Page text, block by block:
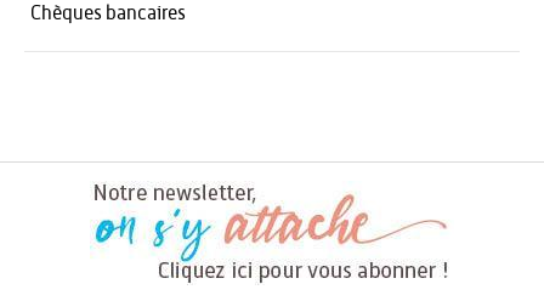
Chèques bancaires